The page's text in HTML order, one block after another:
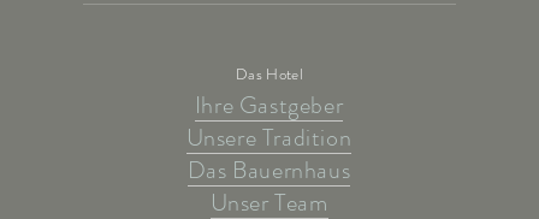
Das Hotel
Ihre Gastgeber
Unsere Tradition
Das Bauernhaus
Unser Team